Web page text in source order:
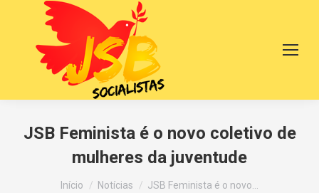
JSB Feminista é o novo coletivo de
mulheres da juventude
Você está aqui:
Início Notícias JSB Feminista é o novo…